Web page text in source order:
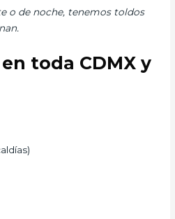
o de noche, tenemos toldos
toda CDMX y